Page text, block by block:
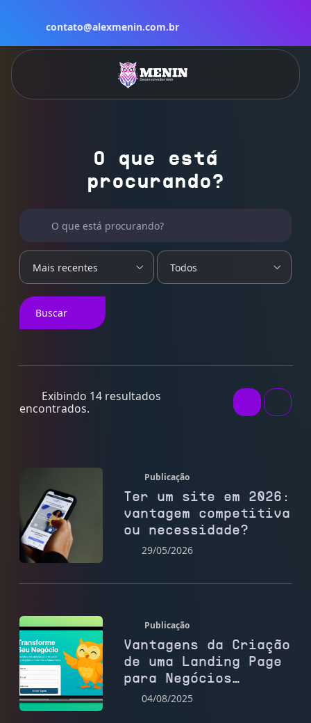
contato@alexmenin.com.br
O que está
procurando?
Buscar por:
O que está procurando?
Mais recentes Todos
Buscar
Exibindo 14 resultados
encontrados.
Publicação
Ter um site em 2026:
vantagem competitiva
ou necessidade?
29/05/2026
Publicação
Vantagens da Criação
de uma Landing Page
para Negócios
Digitais
04/08/2025